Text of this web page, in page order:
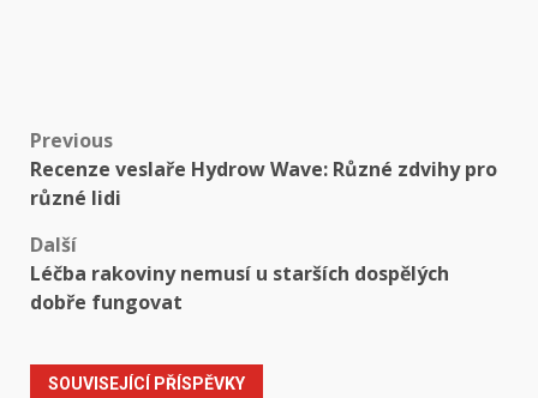
Post
navigation
Previous
Recenze veslaře Hydrow Wave: Různé zdvihy pro
různé lidi
Další
Léčba rakoviny nemusí u starších dospělých
dobře fungovat
SOUVISEJÍCÍ PŘÍSPĚVKY